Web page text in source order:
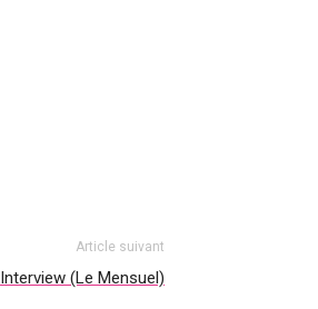
Article suivant
Interview (Le Mensuel)